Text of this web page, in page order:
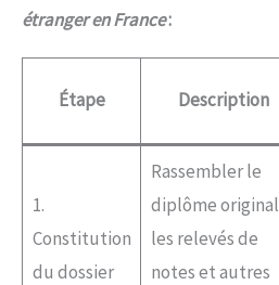
étranger en France:
Étape Description
1.
Constitution
du dossier
Rassembler le
diplôme
les relevés de
notes et autres